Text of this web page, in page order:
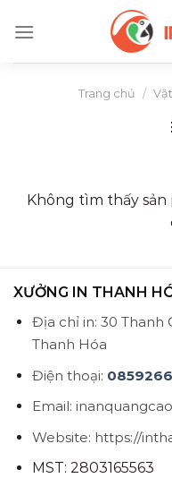
Trang chủ /
Không tìm thấy sản
XƯỞNG IN THANH
Địa chỉ in: 30 Thanh
Thanh Hóa
Điện thoại:
Email:
Website: https://
MST: 2803165563